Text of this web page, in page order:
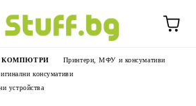
КОМПЮТРИ
Принтери, МФУ и консумативи
консумативи
устройства